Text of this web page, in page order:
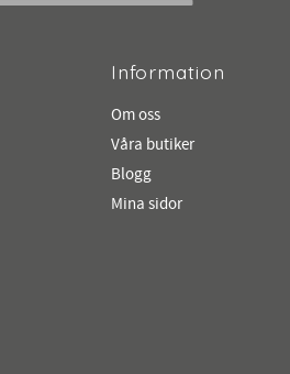
Information
Om oss
Våra butiker
Blogg
Mina sidor